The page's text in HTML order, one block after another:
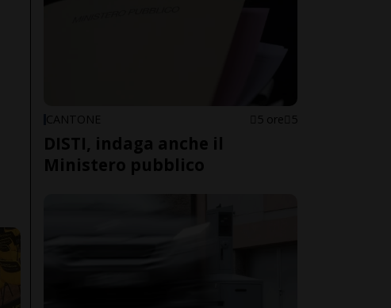
CANTONE 5 ore 5
DISTI, indaga anche il
Ministero pubblico